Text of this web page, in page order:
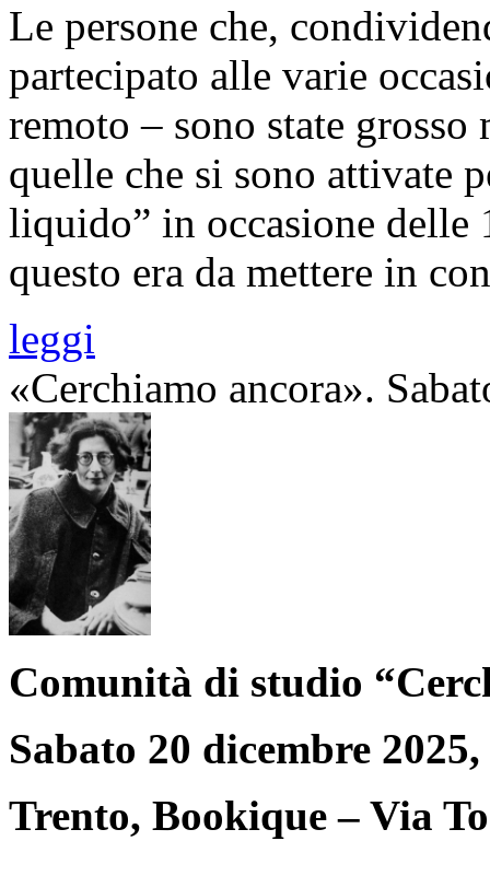
Le persone che,
partecipato alle varie
remoto – sono state
quelle che si sono attivate
liquido” in occasione delle
questo era da mettere in
leggi
«Cerchiamo ancora».
Comunità di studio
Sabato 20 dicembre
Trento, Bookique – Via